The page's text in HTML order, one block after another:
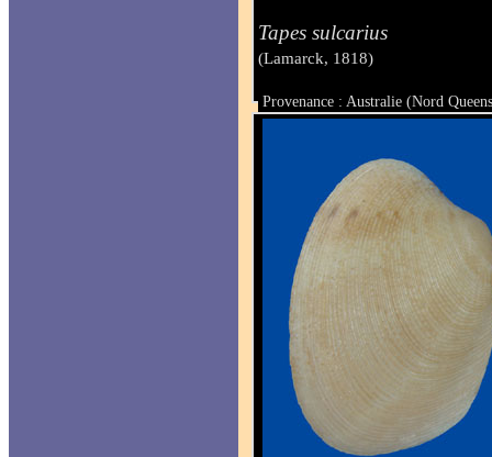
Tapes sulcarius
(Lamarck, 1818)
Provenance : Australie (Nord
Taille : 45 x 64.5 mm